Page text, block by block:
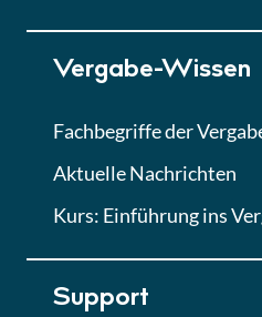
Finales
Vergabe-Wissen
Fachbegriffe der
Aktuelle Nachrichten
Kurs: Einführung ins
Support